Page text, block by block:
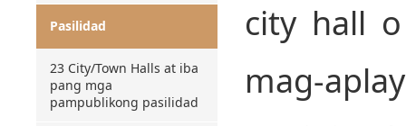
Pasilidad
23 City/Town Halls at iba
pang mga
pampublikong pasilidad
city hall
mag-